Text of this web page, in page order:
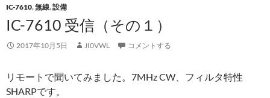
プ
IC-7610,無線,設備
IC-7610 受信（その１）
2017年10月5日 JI0VWL コメントする
リモートで聞いてみました。7MHz CW、フィルタ特性
SHARPです。